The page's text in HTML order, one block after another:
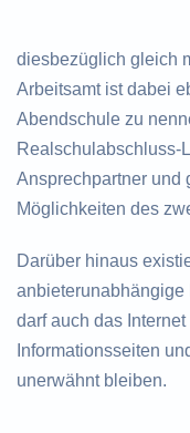
diesbezüglich gleich
Arbeitsamt ist dabei
Abendschule zu
Realschulabschluss-
Ansprechpartner und
Möglichkeiten des
Darüber hinaus
anbieterunabhängige
darf auch das
Informationsseiten
unerwähnt bleiben.